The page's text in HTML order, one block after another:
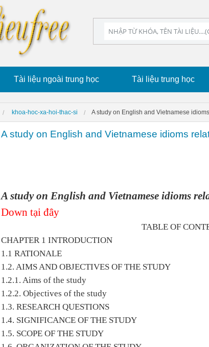
Tài liệu ngoài trung học Tài liệu trung học
khoa-hoc-xa-hoi-thac-si A study on English and Vietnamese
A study on English and Vietnamese idioms
A study on English and Vietnamese idioms
Down tại đây
TABLE OF
CHAPTER 1 INTRODUCTION
1.1 RATIONALE
1.2. AIMS AND OBJECTIVES OF THE STUDY
1.2.1. Aims of the study
1.2.2. Objectives of the study
1.3. RESEARCH QUESTIONS
1.4. SIGNIFICANCE OF THE STUDY
1.5. SCOPE OF THE STUDY